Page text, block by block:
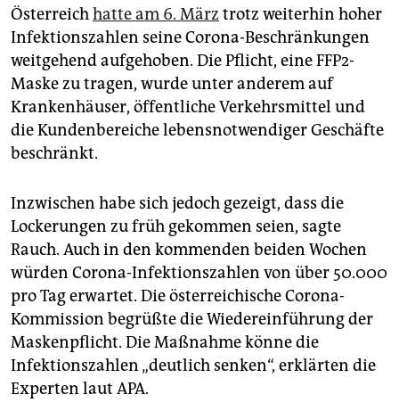
Österreichhatte am 6. März trotz weiterhin hoher
Infektionszahlen seine Corona-Beschränkungen
weitgehend aufgehoben. Die Pflicht, eine FFP2-
Maske zu tragen, wurde unter anderem auf
Krankenhäuser, öffentliche Verkehrsmittel und
die Kundenbereiche lebensnotwendiger Geschäfte
beschränkt.
Inzwischen habe sich jedoch gezeigt, dass die
Lockerungen zu früh gekommen seien, sagte
Rauch. Auch in den kommenden beiden Wochen
würden Corona-Infektionszahlen von über 50.000
pro Tag erwartet. Die österreichische Corona-
Kommission begrüßte die Wiedereinführung der
Maskenpflicht. Die Maßnahme könne die
Infektionszahlen „deutlich senken“, erklärten die
Experten laut APA.